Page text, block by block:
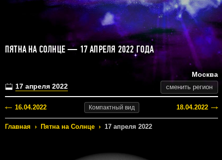
ПЯТНА НА СОЛНЦЕ — 17 АПРЕЛЯ 2022 ГОДА
17 апреля 2022
Москва
сменить регион
16.04.2022 Компактный вид 18.04.2022
Главная › Пятна на Солнце › 17 апреля 2022